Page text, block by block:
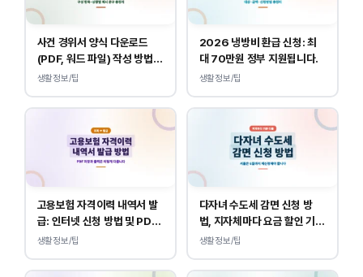
사건 경위서 양식 다운로드
(PDF, 워드 파일) 작성 방법
및 예시
생활정보/팁
2026 냉방비 환급 신청: 최
대 70만원 정부 지원됩니다.
생활정보/팁
고용보험 자격이력 내역서 발
급: 인터넷 신청 방법 및 PDF
양식 출력
생활정보/팁
다자녀 수도세 감면 신청 방
법, 지자체마다 요금 할인 기준
이 다릅니다.
생활정보/팁